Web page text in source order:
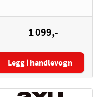
1 099,-
Størrelse:
Legg i handlevogn